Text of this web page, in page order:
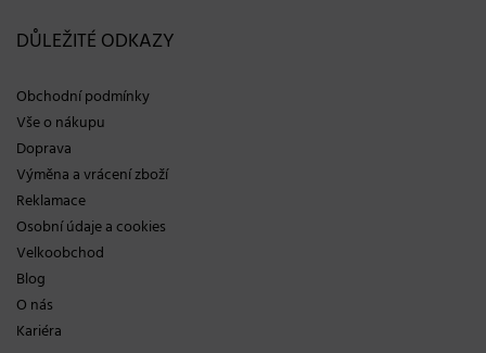
DŮLEŽITÉ ODKAZY
Obchodní podmínky
Vše o nákupu
Doprava
Výměna a vrácení zboží
Reklamace
Osobní údaje a cookies
Velkoobchod
Blog
O nás
Kariéra